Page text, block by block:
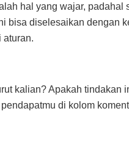
hal yang wajar, padahal
bisa diselesaikan dengan
aturan.
kalian? Apakah tindakan
di kolom